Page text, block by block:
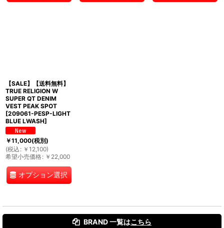
【SALE】【送料無料】
TRUE RELIGION W
SUPER QT DENIM
VEST PEAK SPOT
[209061-PESP-LIGHT
BLUE LWASH]
￥11,000(税別)
(税込 : ￥ 12,100)
希望小売価格: ￥ 22,000
オプション選択
BRAND 一覧はこちら